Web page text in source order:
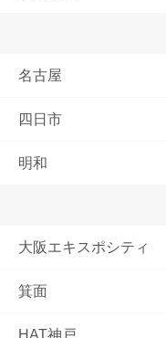
名古屋
四日市
明和
大阪エキスポシティ
箕面
HAT神戸